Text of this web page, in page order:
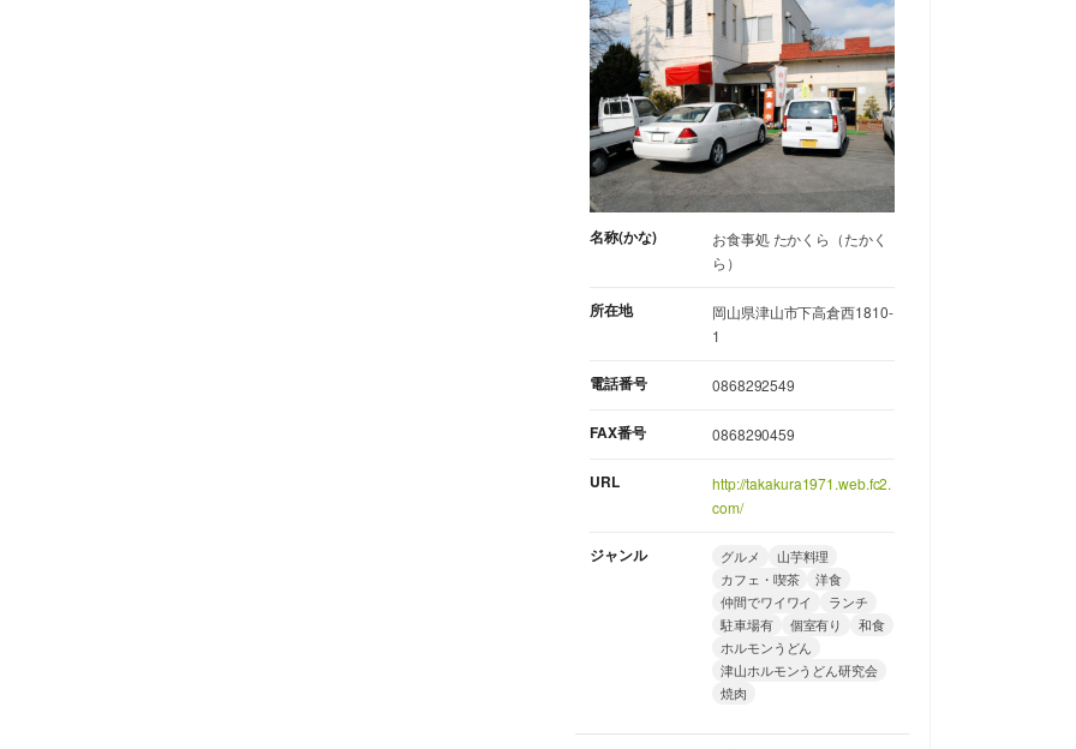
名称(かな)
お食事処 たかくら（たかく
ら）
所在地
岡山県津山市下高倉西1810-
1
電話番号 0868292549
FAX番号 0868290459
URL
http://takakura1971.web.fc2.
com/
ジャンル グルメ
山芋料理
カフェ・喫茶
洋食
仲間でワイワイ
ランチ
駐車場有
個室有り
和食
ホルモンうどん
津山ホルモンうどん研究会
焼肉